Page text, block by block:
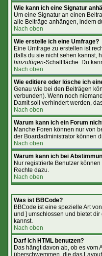
Wie kann ich eine Signatur
Um eine Signatur an einen
alle Beiträge anhängen, indem
Nach oben
Wie erstelle ich eine Umfrage?
Eine Umfrage zu erstellen ist
(falls du sie nicht sehen kannst,
hinzufügen-Schaltfläche. Du
Nach oben
Wie editiere oder lösche ich
Genau wie bei den Beiträgen
verbunden). Wenn noch
Damit soll verhindert werden,
Nach oben
Warum kann ich ein Forum
Manche Foren können nur von
der Boardadministrator können
Nach oben
Warum kann ich bei
Nur registrierte Benutzer
Rechte dazu.
Nach oben
Was ist BBCode?
BBCode ist eine spezielle Art
und ] umschlossen und bietet
kannst.
Nach oben
Darf ich HTML benutzen?
Das hängt davon ab, ob es vom
überschwemmen, die das